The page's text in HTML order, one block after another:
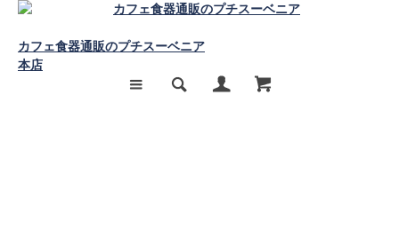
カフェ食器通販のプチスーベニア
本店